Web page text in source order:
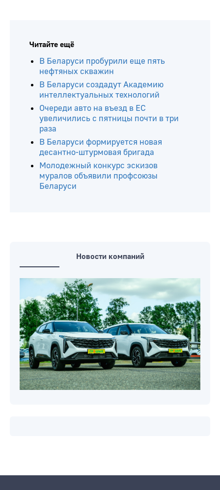
Читайте ещё
В Беларуси пробурили еще пять
нефтяных скважин
В Беларуси создадут Академию
интеллектуальных технологий
Очереди авто на въезд в ЕС
увеличились с пятницы почти в три
раза
В Беларуси формируется новая
десантно-штурмовая бригада
Молодежный конкурс эскизов
муралов объявили профсоюзы
Беларуси
Новости компаний